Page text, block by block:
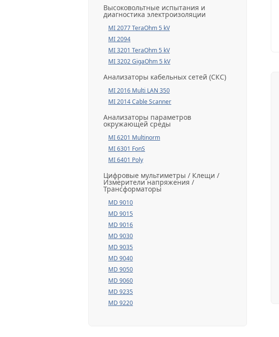
Высоковольтные испытания и
диагностика электроизоляции
MI 2077 TeraOhm 5 kV
MI 2094
MI 3201 TeraOhm 5 kV
MI 3202 GigaOhm 5 kV
Анализаторы кабельных сетей (СКС)
MI 2016 Multi LAN 350
MI 2014 Cable Scanner
Анализаторы параметров
окружающей среды
MI 6201 Multinorm
MI 6301 FonS
MI 6401 Poly
Цифровые мультиметры / Клещи /
Измерители напряжения /
Трансформаторы
MD 9010
MD 9015
MD 9016
MD 9030
MD 9035
MD 9040
MD 9050
MD 9060
MD 9235
MD 9220